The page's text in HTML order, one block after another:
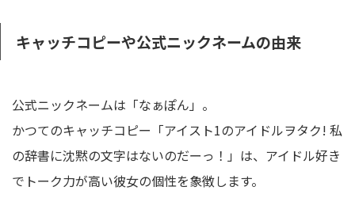
キャッチコピーや公式ニックネームの由来
公式ニックネームは「なぁぽん」。
かつてのキャッチコピー「アイスト1のアイドルヲタク! 私
の辞書に沈黙の文字はないのだーっ！」は、アイドル好き
でトーク力が高い彼女の個性を象徴します。